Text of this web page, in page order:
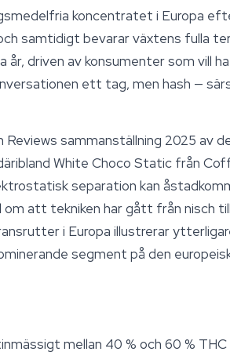
koncentratet i Europa
samtidigt bevarar växtens fulla
driven av konsumenter som vill
ett tag, men hash —
sammanställning 2025 av
White Choco Static från
separation kan
att tekniken har gått från nisch
i Europa illustrerar
segment på den
mellan 40 % och 60 %